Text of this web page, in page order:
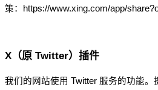
策：https://www.xing.com/app/
X（原 Twitter）插件
我们的网站使用 Twitter 服务的功能。